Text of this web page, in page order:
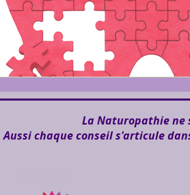
La Naturopathie ne
Aussi chaque conseil s'articule